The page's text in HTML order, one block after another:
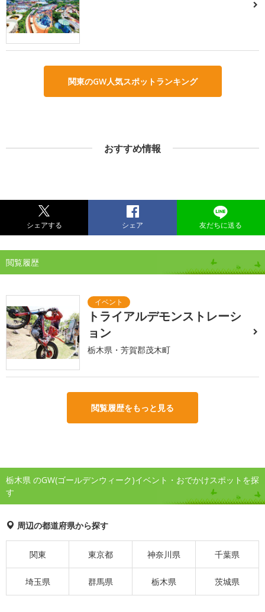
関東のGW人気スポットランキング
おすすめ情報
シェアする シェア 友だちに送る
閲覧履歴
トライアルデモンストレーシ
ョン
栃木県・芳賀郡茂木町
閲覧履歴をもっと見る
栃木県 のGW(ゴールデンウィーク)イベント・おでかけスポットを探
す
周辺の都道府県から探す
関東 東京都 神奈川県 千葉県
埼玉県 群馬県 栃木県 茨城県